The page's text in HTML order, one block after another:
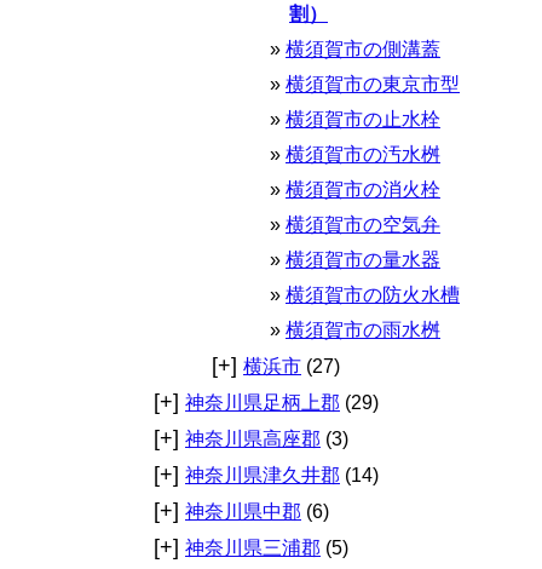
割）
横須賀市の側溝蓋
横須賀市の東京市型
横須賀市の止水栓
横須賀市の汚水桝
横須賀市の消火栓
横須賀市の空気弁
横須賀市の量水器
横須賀市の防火水槽
横須賀市の雨水桝
[+] 横浜市 (27)
[+] 神奈川県足柄上郡 (29)
[+] 神奈川県高座郡 (3)
[+] 神奈川県津久井郡 (14)
[+] 神奈川県中郡 (6)
[+] 神奈川県三浦郡 (5)